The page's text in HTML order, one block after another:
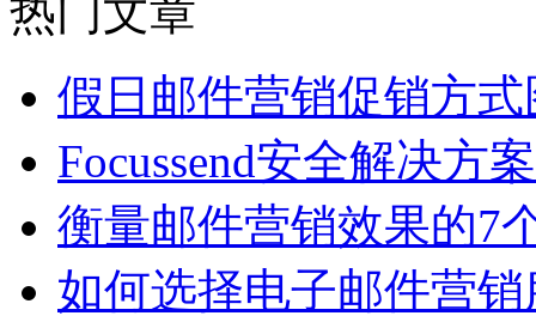
热门文章
假日邮件营销促销方
Focussend安全解决方
衡量邮件营销效果的7
如何选择电子邮件营